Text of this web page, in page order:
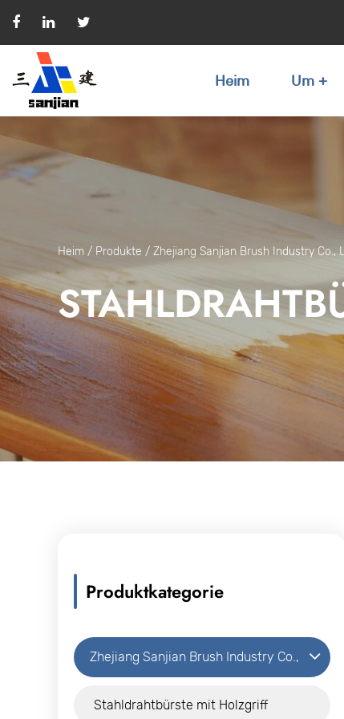
Heim Um
Heim / Produkte / Zhejiang Sanjian Brush Industry Co.,
Produktkategorie
Zhejiang Sanjian Brush Industry Co.,
Ltd.
Stahldrahtbürste mit Holzgriff